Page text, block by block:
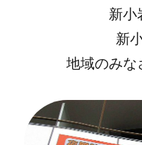
新小
新
地域のみな